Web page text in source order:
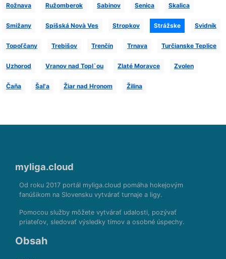
Rožnava Ružomberok Sabinov Senica Skalica
Smižany Spišská Novà Ves Stropkov Strážske Svidník
Topoľčany Trebišov Trenčín Trnava Turčianske Teplice
Uzhorod Vranov nad Topl`ou Zlaté Moravce Zvolen
Čaňa Šal'a Žiar nad Hronom Žilina
myliga.cloud
Od roku 2017 portál myliga.cloud pomáha hokejovým
fanúšikom na Slovensku vytvárať turnaje a ligy.
Pomocou služby môžete vytvárať udalosti, pozývať
priateľov, sledovať výsledky tímov a osobné úspechy.
Obsah